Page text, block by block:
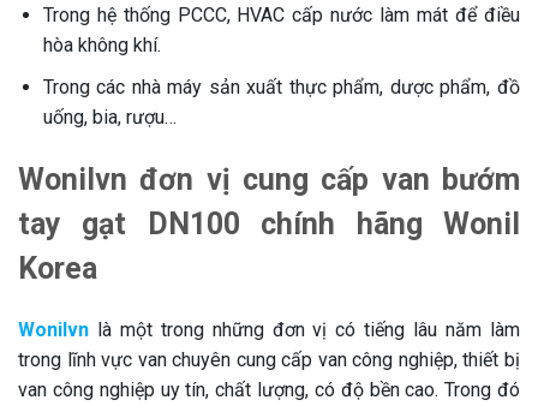
Trong hệ thống PCCC, HVAC cấp nước làm mát để điều
hòa không khí.
Trong các nhà máy sản xuất thực phẩm, dược phẩm, đồ
uống, bia, rượu…
Wonilvn đơn vị cung cấp van bướm
tay gạt DN100 chính hãng Wonil
Korea
Wonilvn là một trong những đơn vị có tiếng lâu năm làm
trong lĩnh vực van chuyên cung cấp van công nghiệp, thiết bị
van công nghiệp uy tín, chất lượng, có độ bền cao. Trong đó